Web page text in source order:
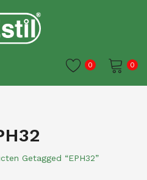
0
0
Getagged “EPH32”